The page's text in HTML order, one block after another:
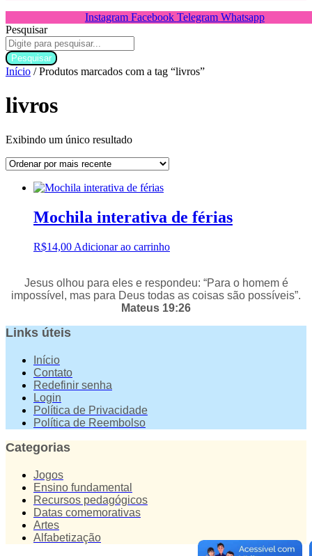
Instagram Facebook Telegram Whatsapp
Pesquisar
Pesquisar
Início / Produtos marcados com a tag “livros”
livros
Exibindo um único resultado
Mochila interativa de férias
R$14,00 Adicionar ao carrinho
Jesus olhou para eles e respondeu: “Para o homem é
impossível, mas para Deus todas as coisas são possíveis”.
Mateus 19:26
Links úteis
Início
Contato
Redefinir senha
Login
Política de Privacidade
Política de Reembolso
Categorias
Jogos
Ensino fundamental
Recursos pedagógicos
Datas comemorativas
Artes
Alfabetização